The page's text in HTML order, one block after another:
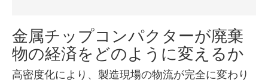
金属チップコンパクターが廃棄
物の経済をどのように変えるか
高密度化により、製造現場の物流が完全に変わり